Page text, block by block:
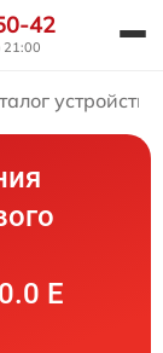
42
21:00
устройств
E